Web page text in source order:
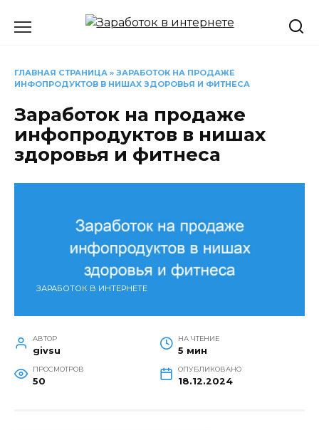
ГЛАВНАЯ СТРАНИЦА » ЗАРАБОТОК НА ПРОДАЖЕ
ИНФОПРОДУКТОВ В НИШАХ ЗДОРОВЬЯ И ФИТНЕСА
Заработок на продаже
инфопродуктов в нишах
здоровья и фитнеса
ЗАРАБОТОК В ИНТЕРНЕТЕ
АВТОР
givsu
НА ЧТЕНИЕ
5 мин
ПРОСМОТРОВ
50
ОПУБЛИКОВАНО
18.12.2024